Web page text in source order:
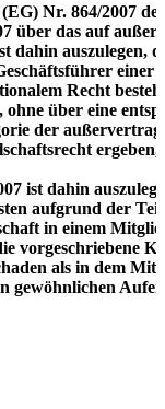
Nr. 864/2007
über das auf
dahin auszulegen,
einer
Recht
über eine
der
ist dahin
aufgrund der
in einem
vorgeschriebene
als in dem
gewöhnlichen